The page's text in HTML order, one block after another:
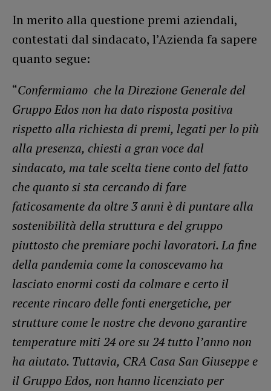
In merito alla questione premi aziendali,
contestati dal sindacato, l’Azienda fa sapere
quanto segue:
“Confermiamo che la Direzione Generale del
Gruppo Edos non ha dato risposta positiva
rispetto alla richiesta di premi, legati per lo più
alla presenza, chiesti a gran voce dal
sindacato, ma tale scelta tiene conto del fatto
che quanto si sta cercando di fare
faticosamente da oltre 3 anni è di puntare alla
sostenibilità della struttura e del gruppo
piuttosto che premiare pochi lavoratori. La fine
della pandemia come la conoscevamo ha
lasciato enormi costi da colmare e certo il
recente rincaro delle fonti energetiche, per
strutture come le nostre che devono garantire
temperature miti 24 ore su 24 tutto l’anno non
ha aiutato. Tuttavia, CRA Casa San Giuseppe e
il Gruppo Edos, non hanno licenziato per